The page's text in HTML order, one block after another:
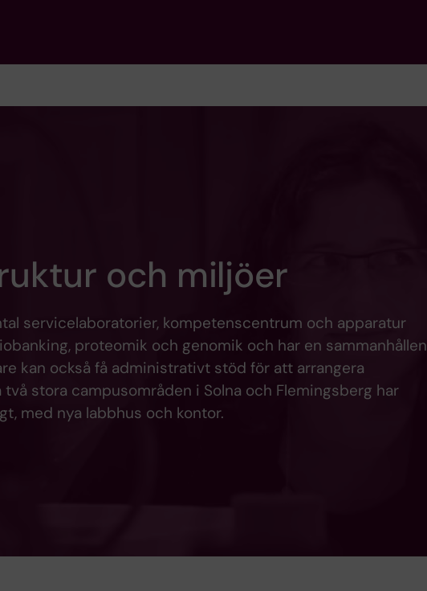
och miljöer
servicelaboratorier, kompetenscentrum och apparatur
proteomik och genomik och har en sammanhållen
kan också få administrativt stöd för att arrangera
två stora campusområden i Solna och Flemingsberg har
med nya labbhus och kontor.